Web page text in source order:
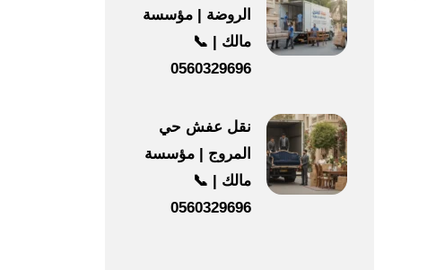
الروضة | مؤسسة
مالك | 📞
0560329696
نقل عفش حي
المروج | مؤسسة
مالك | 📞
0560329696